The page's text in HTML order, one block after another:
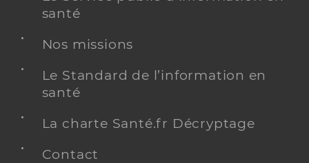
santé
Nos missions
Le Standard de l’information en
santé
La charte Santé.fr Décryptage
Contact